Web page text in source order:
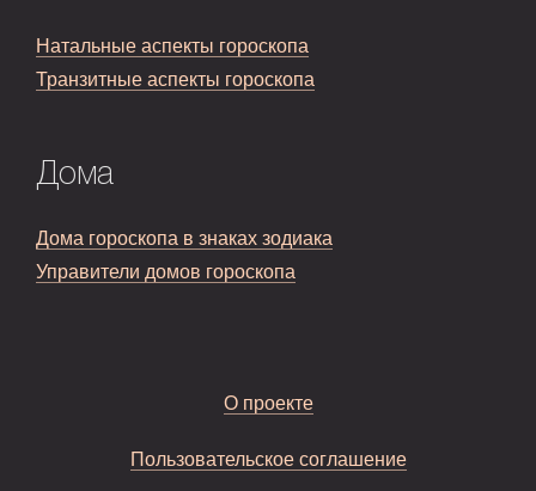
Натальные аспекты гороскопа
Транзитные аспекты гороскопа
Дома
Дома гороскопа в знаках зодиака
Управители домов гороскопа
О проекте
Пользовательское соглашение